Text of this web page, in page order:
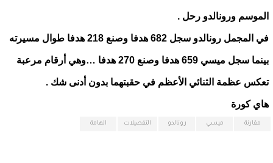
الموسم ورونالدو رحل .
في المجمل رونالدو سجل 682 هدفا وصنع 218 هدفا طوال مسيرته
بينما سجل ميسي 659 هدفا وصنع 270 هدفا …وهي أرقام مرعبة
تعكس عظمة الثنائي الأعظم في حقبتهما بدون أدنى شك .
هاي كورة
مقارنة ميسي رونالدو التفصيلات الهامة